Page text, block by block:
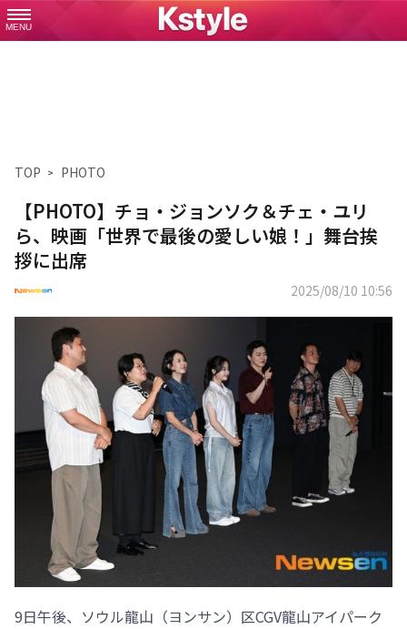
MENU
TOP PHOTO
【PHOTO】チョ・ジョンソク＆チェ・ユリ
ら、映画「世界で最後の愛しい娘！」舞台挨
拶に出席
2025/08/10 10:56
9日午後、ソウル龍山（ヨンサン）区CGV龍山アイパーク